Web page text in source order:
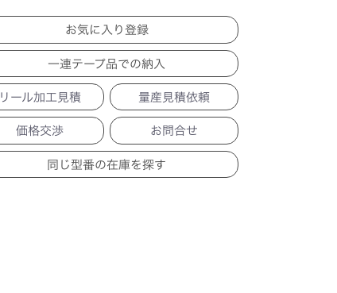
一連テープ品での納入
リール加工見積 量産見積依頼
価格交渉 お問合せ